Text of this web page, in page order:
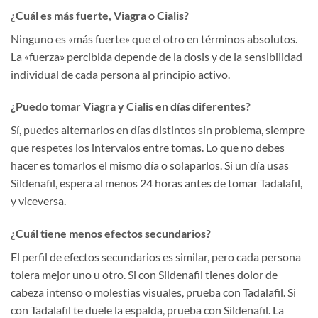
¿Cuál es más fuerte, Viagra o Cialis?
Ninguno es «más fuerte» que el otro en términos absolutos.
La «fuerza» percibida depende de la dosis y de la sensibilidad
individual de cada persona al principio activo.
¿Puedo tomar Viagra y Cialis en días diferentes?
Sí, puedes alternarlos en días distintos sin problema, siempre
que respetes los intervalos entre tomas. Lo que no debes
hacer es tomarlos el mismo día o solaparlos. Si un día usas
Sildenafil, espera al menos 24 horas antes de tomar Tadalafil,
y viceversa.
¿Cuál tiene menos efectos secundarios?
El perfil de efectos secundarios es similar, pero cada persona
tolera mejor uno u otro. Si con Sildenafil tienes dolor de
cabeza intenso o molestias visuales, prueba con Tadalafil. Si
con Tadalafil te duele la espalda, prueba con Sildenafil. La